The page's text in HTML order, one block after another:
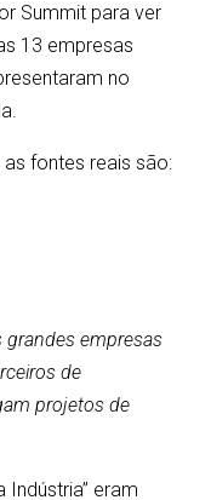
Summit para ver
13 empresas
no
fontes reais são:
grandes empresas
de
projetos de
Indústria” eram